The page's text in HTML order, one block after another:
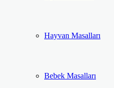
Hayvan Masalları
Bebek Masalları